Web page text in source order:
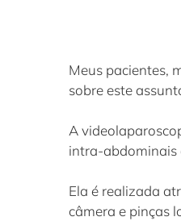
Meus pacientes,
sobre este
A
intra-abdominais
Ela é realizada
câmera e pinças